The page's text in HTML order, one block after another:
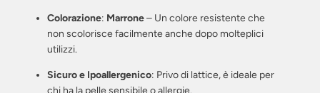
Colorazione: Marrone– Un colore resistente che
non scolorisce facilmente anche dopo molteplici
utilizzi.
Sicuro e Ipoallergenico: Privo di lattice, è ideale per